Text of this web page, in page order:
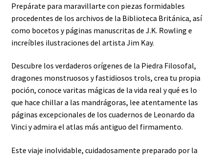
Prepárate para maravillarte con piezas formidables
procedentes de los archivos de la Biblioteca Británica, así
como bocetos y páginas manuscritas de J.K. Rowling e
increíbles ilustraciones del artista Jim Kay.
Descubre los verdaderos orígenes de la Piedra Filosofal,
dragones monstruosos y fastidiosos trols, crea tu propia
poción, conoce varitas mágicas de la vida real y qué es lo
que hace chillar a las mandrágoras, lee atentamente las
páginas excepcionales de los cuadernos de Leonardo da
Vinci y admira el atlas más antiguo del firmamento.
Este viaje inolvidable, cuidadosamente preparado por la